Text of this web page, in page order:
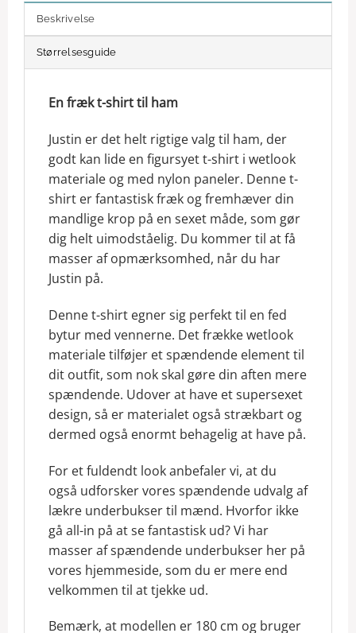
Beskrivelse
Størrelsesguide
En fræk t-shirt til ham
Justin er det helt rigtige valg til ham, der
godt kan lide en figursyet t-shirt i wetlook
materiale og med nylon paneler. Denne t-
shirt er fantastisk fræk og fremhæver din
mandlige krop på en sexet måde, som gør
dig helt uimodståelig. Du kommer til at få
masser af opmærksomhed, når du har
Justin på.
Denne t-shirt egner sig perfekt til en fed
bytur med vennerne. Det frække wetlook
materiale tilføjer et spændende element til
dit outfit, som nok skal gøre din aften mere
spændende. Udover at have et supersexet
design, så er materialet også strækbart og
dermed også enormt behagelig at have på.
For et fuldendt look anbefaler vi, at du
også udforsker vores spændende udvalg af
lækre underbukser til mænd. Hvorfor ikke
gå all-in på at se fantastisk ud? Vi har
masser af spændende underbukser her på
vores hjemmeside, som du er mere end
velkommen til at tjekke ud.
Bemærk, at modellen er 180 cm og bruger